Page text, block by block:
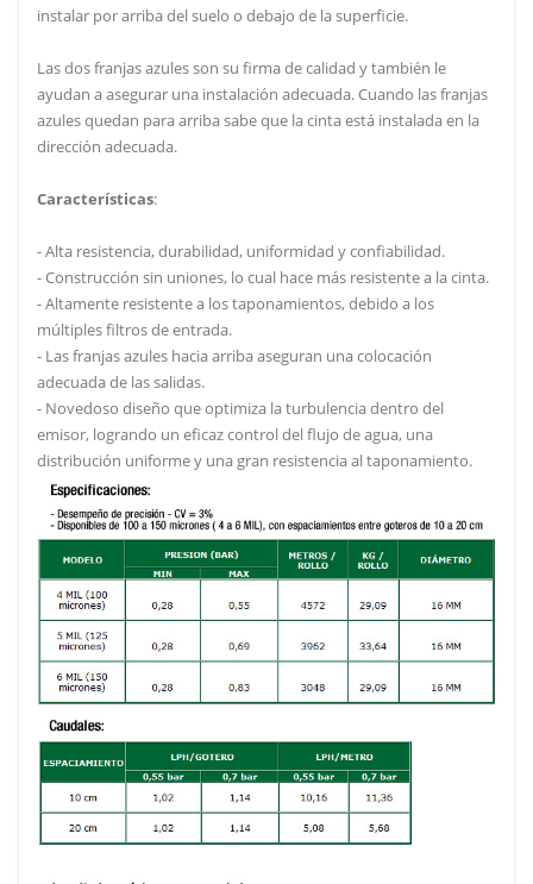
instalar por arriba del suelo o debajo de la superficie.
Las dos franjas azules son su firma de calidad y también le
ayudan a asegurar una instalación adecuada. Cuando las franjas
azules quedan para arriba sabe que la cinta está instalada en la
dirección adecuada.
Características:
- Alta resistencia, durabilidad, uniformidad y confiabilidad.
- Construcción sin uniones, lo cual hace más resistente a la cinta.
- Altamente resistente a los taponamientos, debido a los
múltiples filtros de entrada.
- Las franjas azules hacia arriba aseguran una colocación
adecuada de las salidas.
- Novedoso diseño que optimiza la turbulencia dentro del
emisor, logrando un eficaz control del flujo de agua, una
distribución uniforme y una gran resistencia al taponamiento.